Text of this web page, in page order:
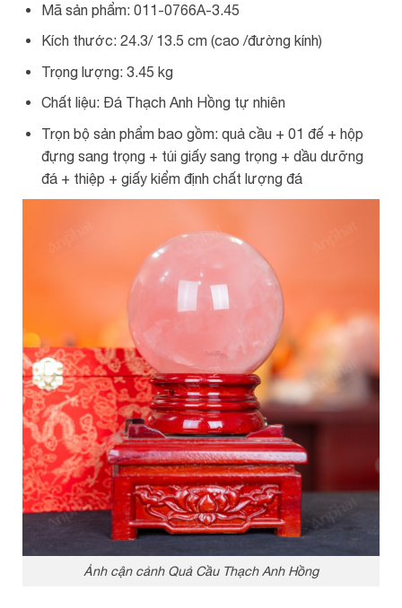
Mã sản phẩm: 011-0766A-3.45
Kích thước: 24.3/ 13.5 cm (cao /đường kính)
Trọng lượng: 3.45 kg
Chất liệu: Đá Thạch Anh Hồng tự nhiên
Trọn bộ sản phẩm bao gồm: quả cầu + 01 đế + hộp
đựng sang trọng + túi giấy sang trọng + dầu dưỡng
đá + thiệp + giấy kiểm định chất lượng đá
Ảnh cận cảnh Quả Cầu Thạch Anh Hồng